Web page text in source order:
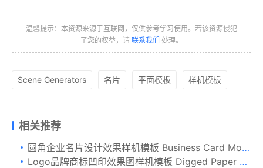
温馨提示：本资源来源于互联网，仅供参考学习使用。若该资源侵犯
了您的权益，请 联系我们 处理。
Scene Generators 名片 平面模板 样机模板
相关推荐
圆角企业名片设计效果样机模板 Business Card Mockup with Rounded Corners
Logo品牌商标凹印效果图样机模板 Digged Paper Mockup